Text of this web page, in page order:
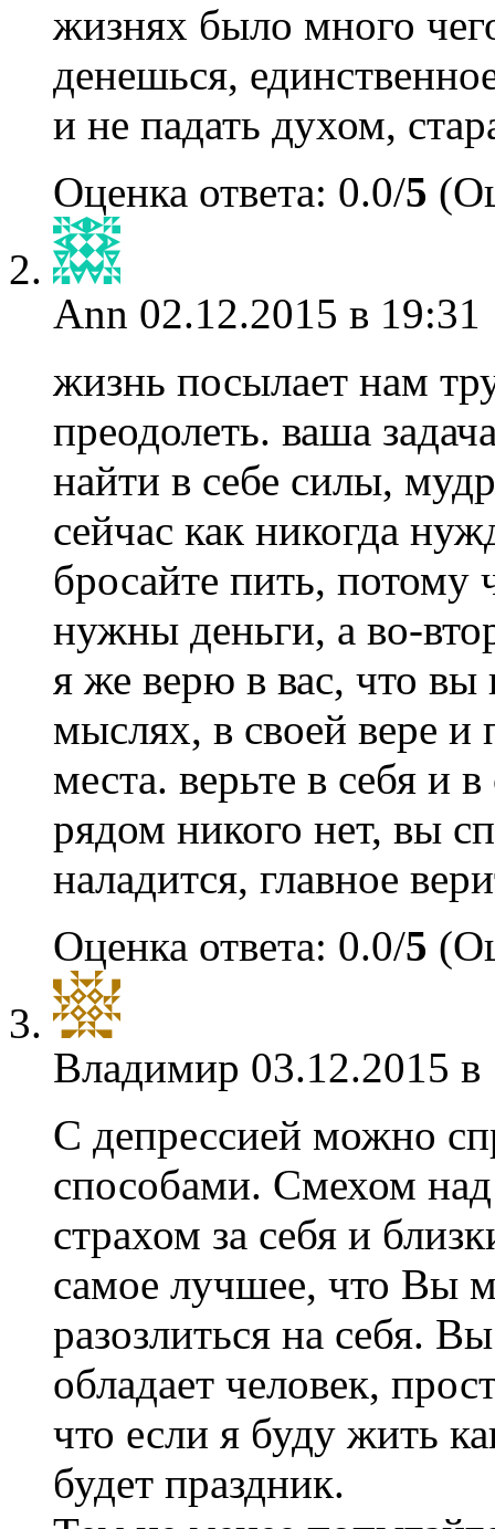
жизнях было много
денешься,
и не падать духом,
Оценка ответа: 0.0/5
Ann 02.12.2015 в 19:31
жизнь посылает нам
преодолеть. ваша
найти в себе силы,
сейчас как никогда
бросайте пить, потому
нужны деньги, а во-
я же верю в вас, что вы
мыслях, в своей вере и
места. верьте в себя и
рядом никого нет, вы
наладится, главное
Оценка ответа: 0.0/5
Владимир 03.12.2015
С депрессией можно
способами. Смехом
страхом за себя и
самое лучшее, что Вы
разозлиться на себя.
обладает человек,
что если я буду жить
будет праздник.